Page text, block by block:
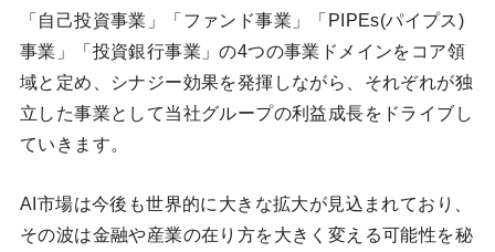
「自己投資事業」「ファンド事業」「PIPEs(パイプス)
事業」「投資銀行事業」の4つの事業ドメインをコア領
域と定め、シナジー効果を発揮しながら、それぞれが独
立した事業として当社グループの利益成長をドライブし
ていきます。
AI市場は今後も世界的に大きな拡大が見込まれており、
その波は金融や産業の在り方を大きく変える可能性を秘